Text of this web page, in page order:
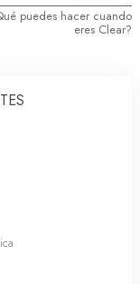
puedes hacer cuando
eres Clear?